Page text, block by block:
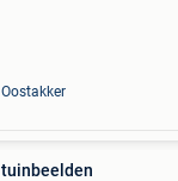
Oostakker
tuinbeelden